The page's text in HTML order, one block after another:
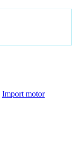
Import motor